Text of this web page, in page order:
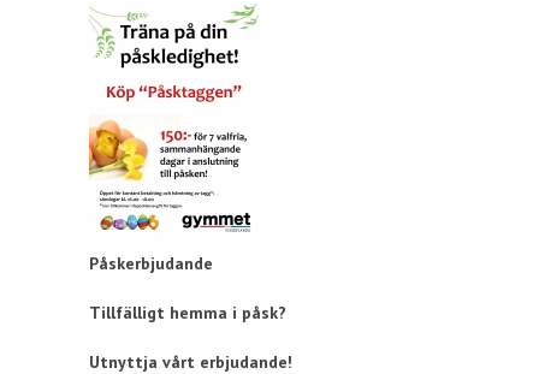
Påskerbjudande
Tillfälligt hemma i påsk?
Utnyttja vårt erbjudande!